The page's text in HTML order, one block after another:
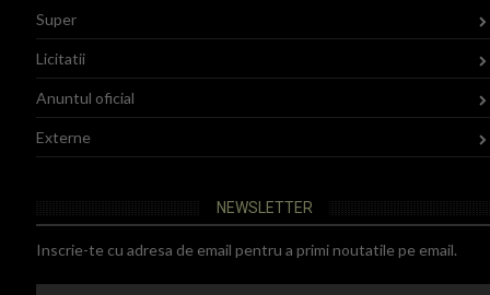
Super
Licitatii
Anuntul oficial
Externe
NEWSLETTER
Inscrie-te cu adresa de email pentru a primi noutatile pe email.